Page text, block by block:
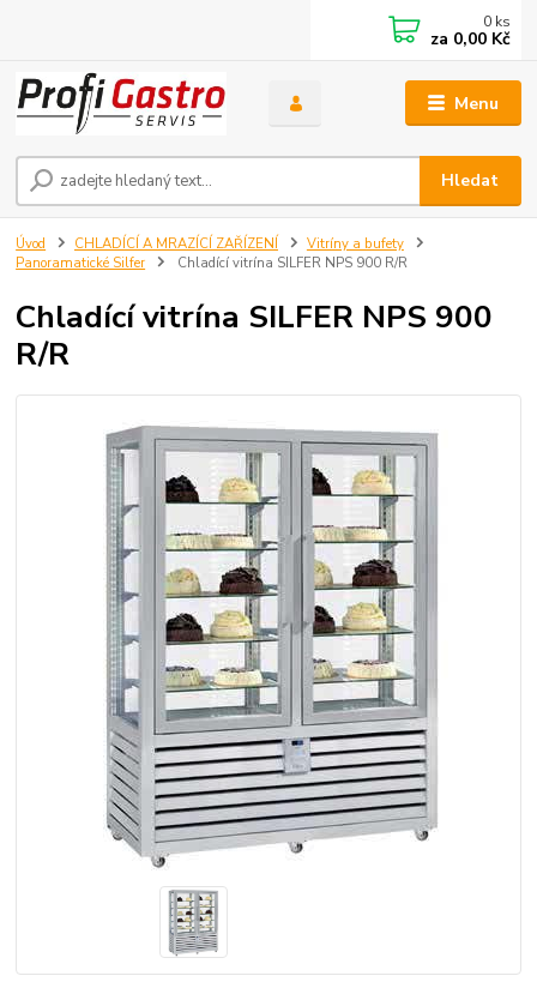
Menu
Hledat
0 ks
za 0,00 Kč
Úvod CHLADÍCÍ A MRAZÍCÍ ZAŘÍZENÍ
Vitríny a bufety
Panoramatické Silfer
Chladící vitrína SILFER NPS 900 R/R
Chladící vitrína SILFER NPS 900
R/R